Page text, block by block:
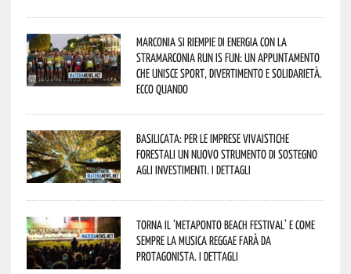
Marconia si riempie di energia con la
StraMarconia Run is Fun: un appuntamento
che unisce sport, divertimento e solidarietà.
Ecco quando
Basilicata: per le imprese vivaistiche
forestali un nuovo strumento di sostegno
agli investimenti. I dettagli
Torna il ‘Metaponto beach festival’ e come
sempre la musica reggae farà da
protagonista. I dettagli